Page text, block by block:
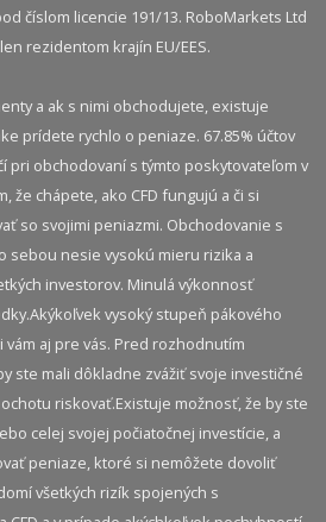
číslom licencie 191/13. RoboMarkets Ltd
rezidentom krajín EU/EES.
a ak s nimi obchodujete, existuje
prídete rychlo o peniaze. 67.85% účtov
pri obchodovaní s týmto poskytovateľom v
že chápete, ako CFD fungujú a či si
so svojimi peniazmi. Obchodovanie s
sebou nesie vysokú mieru rizika a
investorov. Minulá výkonnosť
Akýkoľvek vysoký stupeň pákového
aj pre vás. Pred rozhodnutím
ste mali dôkladne zvážiť svoje investičné
riskovať.​ Existuje možnosť, že by ste
celej svojej počiatočnej investície, a
peniaze, ktoré si nemôžete dovoliť
všetkých rizík spojených s